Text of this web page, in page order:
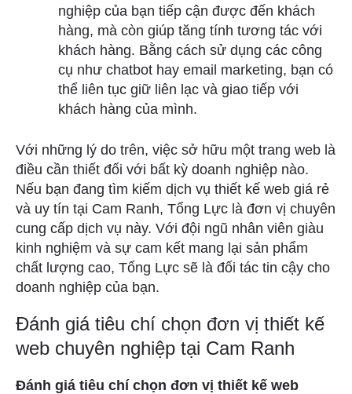
nghiệp của bạn tiếp cận được đến khách
hàng, mà còn giúp tăng tính tương tác với
khách hàng. Bằng cách sử dụng các công
cụ như chatbot hay email marketing, bạn có
thể liên tục giữ liên lạc và giao tiếp với
khách hàng của mình.
Với những lý do trên, việc sở hữu một trang web là
điều cần thiết đối với bất kỳ doanh nghiệp nào.
Nếu bạn đang tìm kiếm dịch vụ thiết kế web giá rẻ
và uy tín tại Cam Ranh, Tổng Lực là đơn vị chuyên
cung cấp dịch vụ này. Với đội ngũ nhân viên giàu
kinh nghiệm và sự cam kết mang lại sản phẩm
chất lượng cao, Tổng Lực sẽ là đối tác tin cậy cho
doanh nghiệp của bạn.
Đánh giá tiêu chí chọn đơn vị thiết kế
web chuyên nghiệp tại Cam Ranh
Đánh giá tiêu chí chọn đơn vị thiết kế web